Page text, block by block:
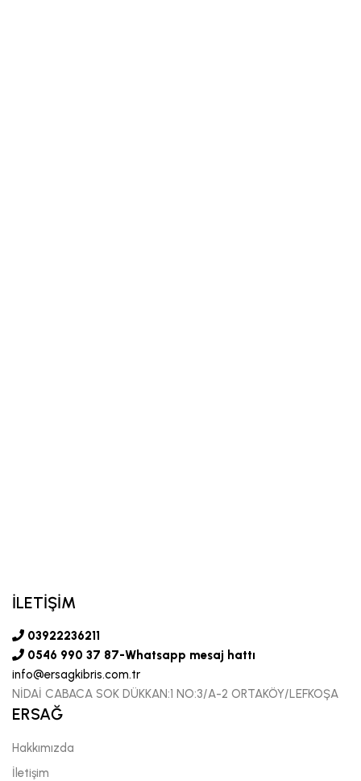
İLETİŞİM
03922236211
0546 990 37 87-Whatsapp mesaj hattı
info@ersagkibris.com.tr
NİDAİ CABACA SOK DÜKKAN:1 NO:3/A-2 ORTAKÖY/LEFKOŞA
ERSAĞ
Hakkımızda
İletişim